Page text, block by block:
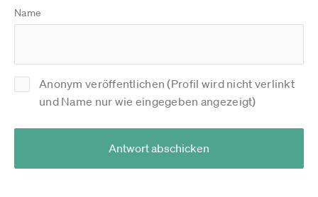
Name
Anonym veröffentlichen (Profil wird nicht verlinkt
und Name nur wie eingegeben angezeigt)
Antwort abschicken